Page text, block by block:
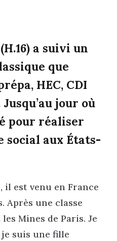
a suivi un
que
HEC, CDI
jour où
pour réaliser
social aux États-
il est venu en France
Après une classe
Mines de Paris. Je
suis une fille